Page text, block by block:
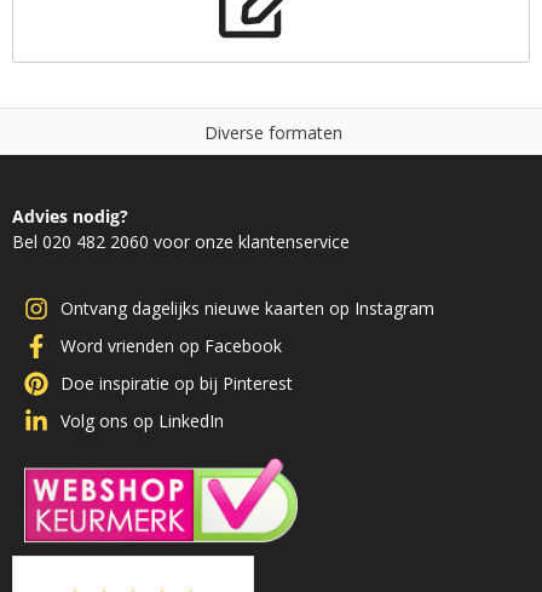
Diverse formaten
Advies nodig?
Bel 020 482 2060 voor onze klantenservice
Ontvang dagelijks nieuwe kaarten op Instagram
Word vrienden op Facebook
Doe inspiratie op bij Pinterest
Volg ons op LinkedIn